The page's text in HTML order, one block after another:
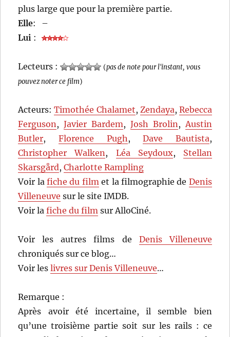
plus large que pour la première partie.
Elle:
–
Lui :
Lecteurs : (pas de note pour l'instant, vous
pouvez noter ce film)
Acteurs:Timothée Chalamet, Zendaya, Rebecca
Ferguson ,Javier Bardem, Josh Brolin , Austin
Butler, Florence Pugh ,Dave Bautista,
Christopher Walken , Léa Seydoux, Stellan
Skarsgård,Charlotte Rampling
Voir lafiche du film et la filmographie de Denis
Villeneuve sur le site IMDB.
Voir lafiche du film sur AlloCiné.
Voir les autres films de Denis Villeneuve
chroniqués sur ce blog…
Voir leslivres sur Denis Villeneuve…
Remarque :
Après avoir été incertaine, il semble bien
qu’une troisième partie soit sur les rails : ce